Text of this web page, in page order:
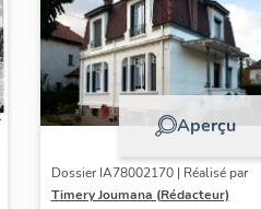
Aperçu
Dossier IA78002170 | Réalisé par
Timery Joumana (Rédacteur)